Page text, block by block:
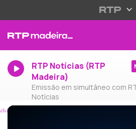
RTP Notícias (RTP
Madeira)
Emissão em simultâneo com
Notícias